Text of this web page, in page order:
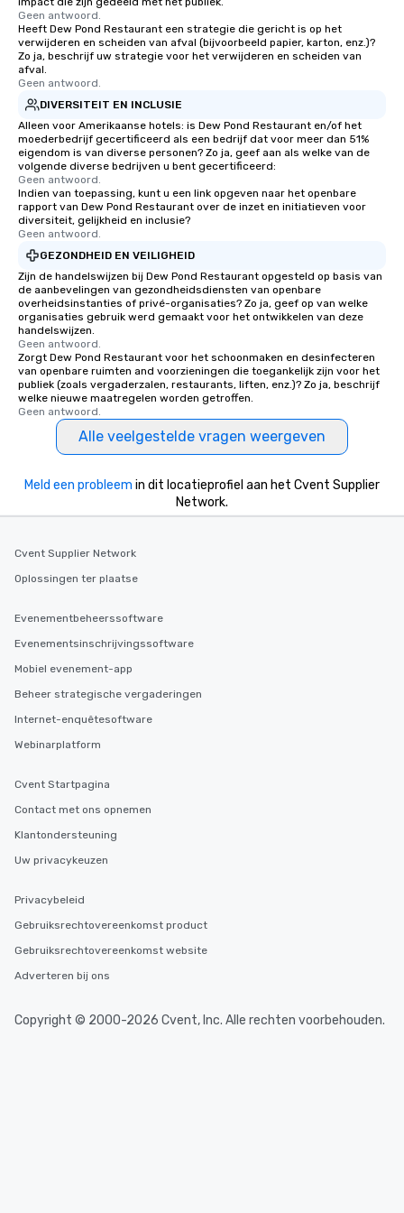
together. Team building and bonding
with On Purpose
generate a genuine
keeping them
your takeaways
Geen antwoord.
Heeft Dew Pond Restaurant een strategie die gericht is op het
verwijderen en scheiden van afval (bijvoorbeeld papier, karton, enz.)?
Zo ja, beschrijf uw strategie voor het verwijderen en scheiden van
afval.
Geen antwoord.
DIVERSITEIT EN INCLUSIE
Alleen voor Amerikaanse hotels: is Dew Pond Restaurant en/of het
moederbedrijf gecertificeerd als een bedrijf dat voor meer dan 51%
eigendom is van diverse personen? Zo ja, geef aan als welke van de
volgende diverse bedrijven u bent gecertificeerd:
Geen antwoord.
Indien van toepassing, kunt u een link opgeven naar het openbare
rapport van Dew Pond Restaurant over de inzet en initiatieven voor
diversiteit, gelijkheid en inclusie?
Geen antwoord.
GEZONDHEID EN VEILIGHEID
Zijn de handelswijzen bij Dew Pond Restaurant opgesteld op basis van
de aanbevelingen van gezondheidsdiensten van openbare
overheidsinstanties of privé-organisaties? Zo ja, geef op van welke
organisaties gebruik werd gemaakt voor het ontwikkelen van deze
handelswijzen.
Geen antwoord.
Zorgt Dew Pond Restaurant voor het schoonmaken en desinfecteren
van openbare ruimten and voorzieningen die toegankelijk zijn voor het
publiek (zoals vergaderzalen, restaurants, liften, enz.)? Zo ja, beschrijf
welke nieuwe maatregelen worden getroffen.
Geen antwoord.
Alle veelgestelde vragen weergeven
Meld een probleem in dit locatieprofiel aan het Cvent Supplier
Network.
Cvent Supplier Network
Oplossingen ter plaatse
Evenementbeheerssoftware
Evenementsinschrijvingssoftware
Mobiel evenement-app
Beheer strategische vergaderingen
Internet-enquêtesoftware
Webinarplatform
Cvent Startpagina
Contact met ons opnemen
Klantondersteuning
Uw privacykeuzen
Privacybeleid
Gebruiksrechtovereenkomst product
Gebruiksrechtovereenkomst website
Adverteren bij ons
Copyright © 2000-2026 Cvent, Inc. Alle rechten voorbehouden.